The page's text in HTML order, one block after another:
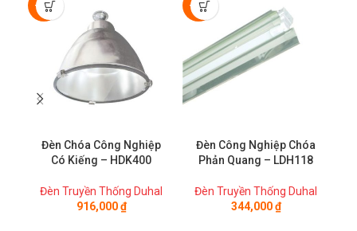
-40%
Đèn Chóa Công Nghiệp
Có Kiếng – HDK400
Đèn Truyền Thống Duhal
916,000₫
-40%
Đèn Công Nghiệp Chóa
Phản Quang – LDH118
Đèn Truyền Thống Duhal
344,000₫